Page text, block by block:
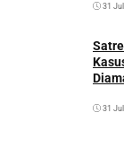
31
31